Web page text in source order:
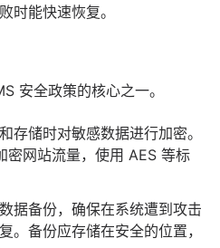
时能快速恢复。
安全政策的核心之一。
存储时对敏感数据进行加密。
密网站流量，使用 AES 等标
据备份，确保在系统遭到攻击
。备份应存储在安全的位置，